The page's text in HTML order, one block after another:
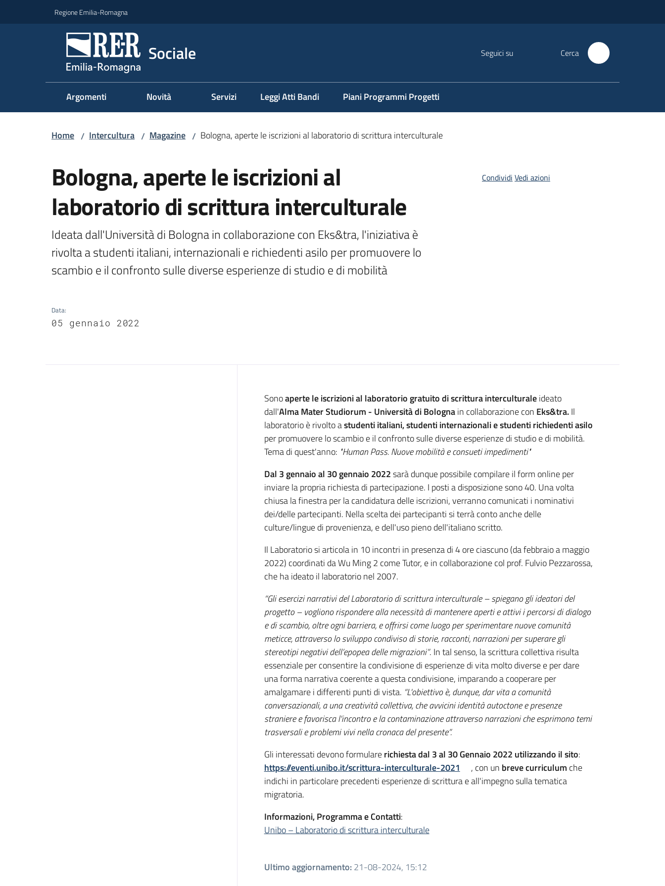
Regione Emilia-Romagna
Sociale Seguici su Cerca
Argomenti Novità Servizi Leggi Atti Bandi Piani Programmi Progetti
Home / Intercultura / Magazine / Bologna, aperte le iscrizioni al laboratorio di scrittura interculturale
Bologna, aperte le iscrizioni al
laboratorio di scrittura interculturale
Ideata dall'Università di Bologna in collaborazione con Eks&tra, l'iniziativa è
rivolta a studenti italiani, internazionali e richiedenti asilo per promuovere lo
scambio e il confronto sulle diverse esperienze di studio e di mobilità
Data:
05 gennaio 2022
Condividi Vedi azioni
Introduzione
Sonoaperte le iscrizioni al laboratorio gratuito di scrittura interculturaleideato
dall'Alma Mater Studiorum - Università di Bolognain collaborazione con Eks&tra.Il
laboratorio è rivolto astudenti italiani, studenti internazionali e studenti richiedenti asilo
per promuovere lo scambio e il confronto sulle diverse esperienze di studio e di mobilità.
Tema di quest'anno: "Human Pass. Nuove mobilità e consueti impedimenti"
Dal 3 gennaio al 30 gennaio 2022sarà dunque possibile compilare il form online per
inviare la propria richiesta di partecipazione. I posti a disposizione sono 40. Una volta
chiusa la finestra per la candidatura delle iscrizioni, verranno comunicati i nominativi
dei/delle partecipanti. Nella scelta dei partecipanti si terrà conto anche delle
culture/lingue di provenienza, e dell'uso pieno dell'italiano scritto.
Il Laboratorio si articola in 10 incontri in presenza di 4 ore ciascuno (da febbraio a maggio
2022) coordinati da Wu Ming 2 come Tutor, e in collaborazione col prof. Fulvio Pezzarossa,
che ha ideato il laboratorio nel 2007.
“Gli esercizi narrativi del Laboratorio di scrittura interculturale – spiegano gli ideatori del
progetto – vogliono rispondere alla necessità di mantenere aperti e attivi i percorsi di dialogo
e di scambio, oltre ogni barriera, e offrirsi come luogo per sperimentare nuove comunità
meticce, attraverso lo sviluppo condiviso di storie, racconti, narrazioni per superare gli
stereotipi negativi dell’epopea delle migrazioni”. In tal senso, la scrittura collettiva risulta
essenziale per consentire la condivisione di esperienze di vita molto diverse e per dare
una forma narrativa coerente a questa condivisione, imparando a cooperare per
amalgamare i differenti punti di vista. “L'obiettivo è, dunque, dar vita a comunità
conversazionali, a una creatività collettiva, che avvicini identità autoctone e presenze
straniere e favorisca l'incontro e la contaminazione attraverso narrazioni che esprimono temi
trasversali e problemi vivi nella cronaca del presente”.
Gli interessati devono formularerichiesta dal 3 al 30 Gennaio 2022 utilizzando il sito:
https://eventi.unibo.it/scrittura-interculturale-2021
, con un breve curriculum che
indichi in particolare precedenti esperienze di scrittura e all'impegno sulla tematica
migratoria.
Informazioni, Programma e Contatti:
Unibo – Laboratorio di scrittura interculturale
Ultimo aggiornamento:21-08-2024, 15:12